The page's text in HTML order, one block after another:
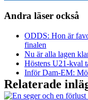
Andra läser också
ODDS: Hon är
finalen
Nu är alla lagen
Höstens U21-kval
Inför Dam-EM:
Relaterade